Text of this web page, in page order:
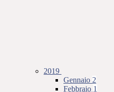
2019
Gennaio 2
Febbraio 1